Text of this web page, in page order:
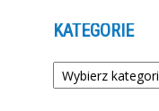
KATEGORIE
Kategorie